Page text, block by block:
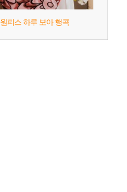
원피스 하루 보아 행콕